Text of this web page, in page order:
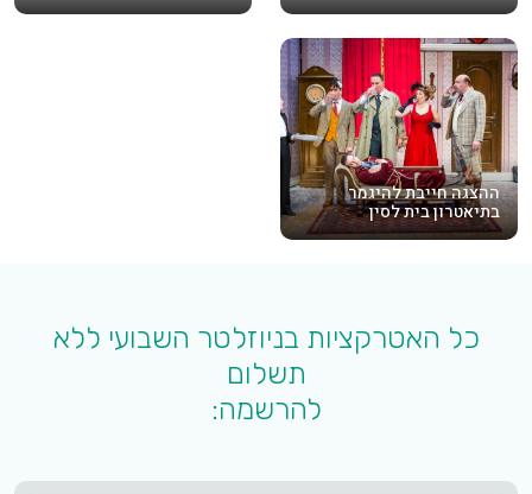
ההצגה חייבת להיגמר
בתיאטרון בית לסין
כל האטרקציות בניוזלטר השבועי ללא
תשלום
להרשמה: